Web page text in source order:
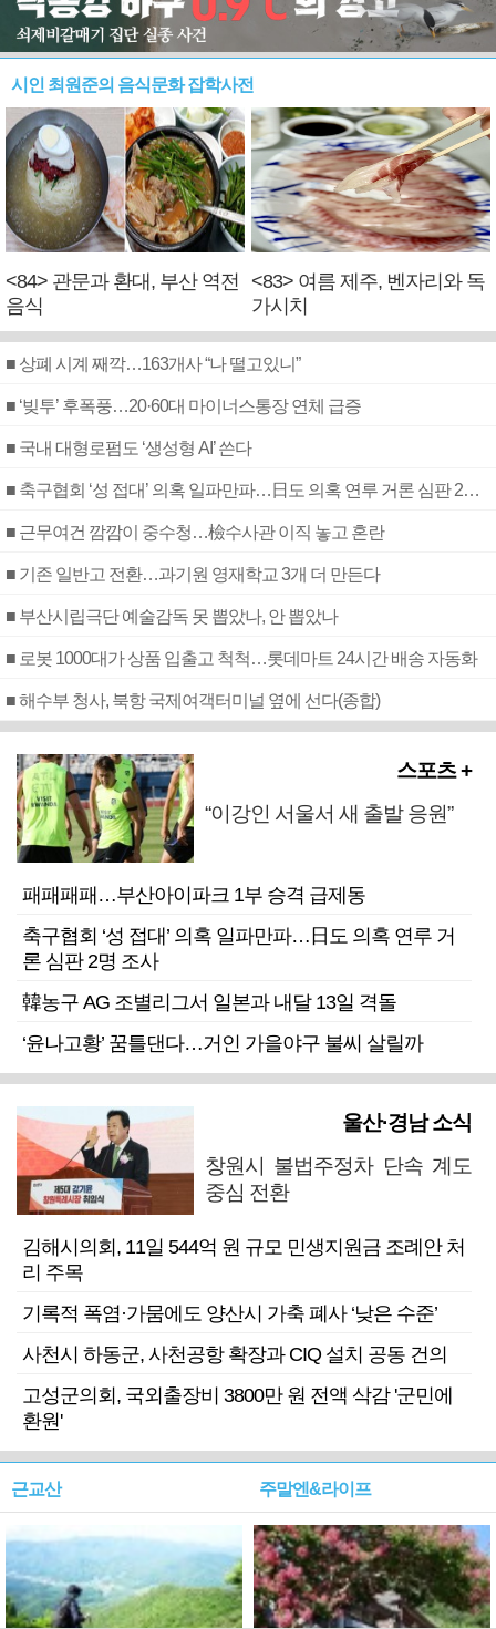
시인 최원준의 음식문화 잡학사전
<84> 관문과 환대, 부산 역전
음식
<83> 여름 제주, 벤자리와 독
가시치
■ 상폐 시계 째깍…163개사 “나 떨고있니”
■ ‘빚투’ 후폭풍…20·60대 마이너스통장 연체 급증
■ 국내 대형로펌도 ‘생성형 AI’ 쓴다
■ 축구협회 ‘성 접대’ 의혹 일파만파…日도 의혹 연루 거론 심판 2명 조사
■ 근무여건 깜깜이 중수청…檢수사관 이직 놓고 혼란
■ 기존 일반고 전환…과기원 영재학교 3개 더 만든다
■ 부산시립극단 예술감독 못 뽑았나, 안 뽑았나
■ 로봇 1000대가 상품 입출고 척척…롯데마트 24시간 배송 자동화
■ 해수부 청사, 북항 국제여객터미널 옆에 선다(종합)
스포츠 +
“이강인 서울서 새 출발 응원”
패패패패…부산아이파크 1부 승격 급제동
축구협회 ‘성 접대’ 의혹 일파만파…日도 의혹 연루 거
론 심판 2명 조사
韓농구 AG 조별리그서 일본과 내달 13일 격돌
‘윤나고황’ 꿈틀댄다…거인 가을야구 불씨 살릴까
울산·경남 소식
창원시 불법주정차 단속 계도
중심 전환
김해시의회, 11일 544억 원 규모 민생지원금 조례안 처
리 주목
기록적 폭염·가뭄에도 양산시 가축 폐사 ‘낮은 수준’
사천시 하동군, 사천공항 확장과 CIQ 설치 공동 건의
고성군의회, 국외출장비 3800만 원 전액 삭감 '군민에
환원'
근교산 주말엔&라이프